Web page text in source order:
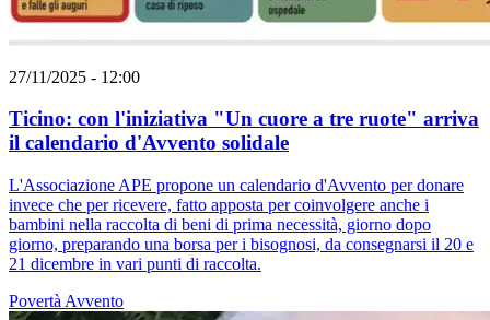
27/11/2025 - 12:00
Ticino: con l'iniziativa "Un cuore a tre ruote" arriva
il calendario d'Avvento solidale
L'Associazione APE propone un calendario d'Avvento per donare
invece che per ricevere, fatto apposta per coinvolgere anche i
bambini nella raccolta di beni di prima necessità, giorno dopo
giorno, preparando una borsa per i bisognosi, da consegnarsi il 20 e
21 dicembre in vari punti di raccolta.
Povertà Avvento